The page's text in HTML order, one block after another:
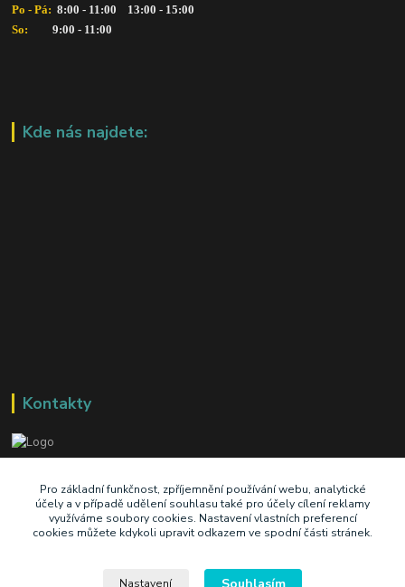
Po - Pá: 8:00 - 11:00    13:00 - 15:00
So:
      9:00 - 11:00
Kde nás najdete:
Kontakty
+420 603 345 409
prodej@ik-oil.cz
Pro základní funkčnost, zpříjemnění používání webu, analytické
účely a v případě udělení souhlasu také pro účely cílení reklamy
využíváme soubory cookies. Nastavení vlastních preferencí
cookies můžete kdykoli upravit odkazem ve spodní části stránek.
Nastavení